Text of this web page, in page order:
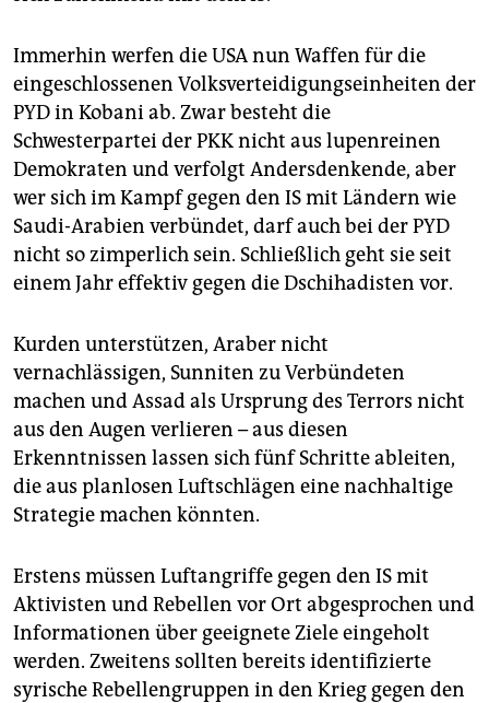
Immerhin werfen die USA nun Waffen für die
eingeschlossenen Volksverteidigungseinheiten der
PYD in Kobani ab. Zwar besteht die
Schwesterpartei der PKK nicht aus lupenreinen
Demokraten und verfolgt Andersdenkende, aber
wer sich im Kampf gegen den IS mit Ländern wie
Saudi-Arabien verbündet, darf auch bei der PYD
nicht so zimperlich sein. Schließlich geht sie seit
einem Jahr effektiv gegen die Dschihadisten vor.
Kurden unterstützen, Araber nicht
vernachlässigen, Sunniten zu Verbündeten
machen und Assad als Ursprung des Terrors nicht
aus den Augen verlieren – aus diesen
Erkenntnissen lassen sich fünf Schritte ableiten,
die aus planlosen Luftschlägen eine nachhaltige
Strategie machen könnten.
Erstens müssen Luftangriffe gegen den IS mit
Aktivisten und Rebellen vor Ort abgesprochen und
Informationen über geeignete Ziele eingeholt
werden. Zweitens sollten bereits identifizierte
syrische Rebellengruppen in den Krieg gegen den